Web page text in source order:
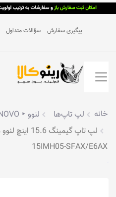
پیگیری سفارش سؤالات متداول
خانه لپ تاپ‌ها
لنوو ‣ LENOVO
15IMH05-SFAX/E6AX